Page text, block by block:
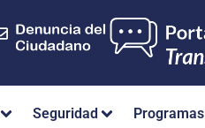
Seguridad Programas